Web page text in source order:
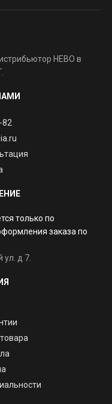
HEBO в
82
только по
заказа по
ул. д 7.